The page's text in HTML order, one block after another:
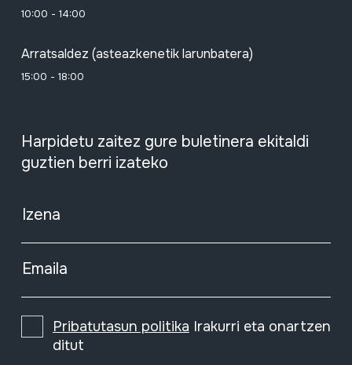
10:00 - 14:00
Arratsaldez (asteazkenetik larunbatera)
15:00 - 18:00
Harpidetu zaitez gure buletinera ekitaldi
guztien berri izateko
Izena
Emaila
Pribatutasun politika Irakurri eta onartzen
ditut